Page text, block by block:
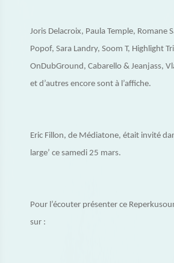
Joris Delacroix, Paula Temple, Romane
Popof, Sara Landry, Soom T, Highlight
OnDubGround, Cabarello & Jeanjass,
et d’autres encore sont à l’affiche.
Eric Fillon, de Médiatone, était invité
large’ ce samedi 25 mars.
Pour l’écouter présenter ce
sur :